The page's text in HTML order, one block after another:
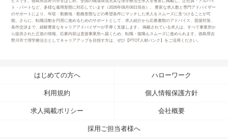
ト・パートなど、多様な雇用形態に対応しています（2026年08月06日現在）。 豊富な求人数と専門アドバイザー
のサポートにより、年収・勤務地・勤務形態などの希望条件にマッチした求人をスムーズに見つけることが可
能。さらに、転職活動を円滑に進めるためのサポートとして、求人紹介から応募書類のアドバイス、面接対策、
条件交渉まで、経験豊富なキャリアアドバイザーが手厚く支援します。 掲載されている求人は、すべて事業所か
ら提供された正規の情報。応募内容は直接事業所へ届くため、転職・復職もスムーズに進められます。徳島県吉
野川市で理学療法士としてキャリアアップを目指す方は、ぜひ【PTOT人材バンク】をご活用ください。
はじめての方へ ハローワーク
利用規約 個人情報保護方針
求人掲載ポリシー 会社概要
採用ご担当者様へ